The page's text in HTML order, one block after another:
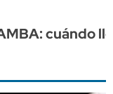
cuándo